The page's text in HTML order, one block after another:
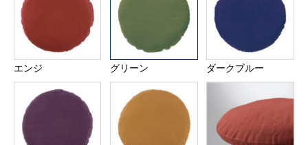
エンジ グリーン ダークブルー